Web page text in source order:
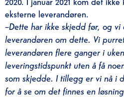
eksterne leverandøren.
–Dette har ikke skjedd før, og
leverandøren om dette. Vi
leverandøren flere ganger i
leveringstidspunkt uten å få
som skjedde. I tillegg er vi nå i
for å se om det finnes en